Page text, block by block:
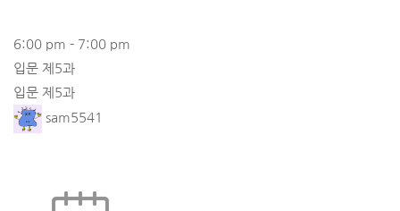
6:00 pm - 7:00 pm
입문 제5과
입문 제5과
sam5541